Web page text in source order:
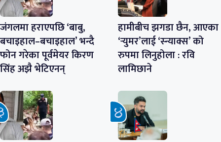
जंगलमा हराएपछि ‘बाबु,
बचाइहाल–बचाइहाल’ भन्दै
फोन गरेका पूर्वमेयर किरण
सिंह अझै भेटिएनन्
हामीबीच झगडा छैन, आएका
‘र्‍युमर’लाई ‘स्न्याक्स’ को
रुपमा लिनुहोला : रवि
लामिछाने